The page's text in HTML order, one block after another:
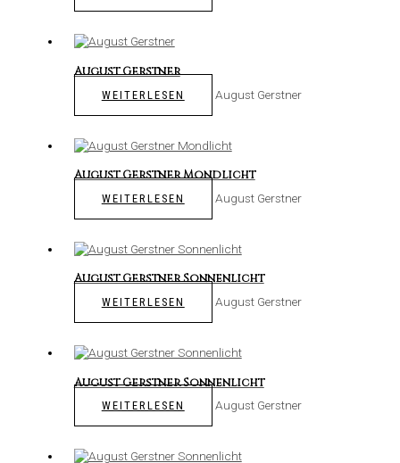
August Gerstner
WEITERLESEN August Gerstner
August Gerstner Mondlicht
WEITERLESEN August Gerstner
August Gerstner Sonnenlicht
WEITERLESEN August Gerstner
August Gerstner Sonnenlicht
WEITERLESEN August Gerstner